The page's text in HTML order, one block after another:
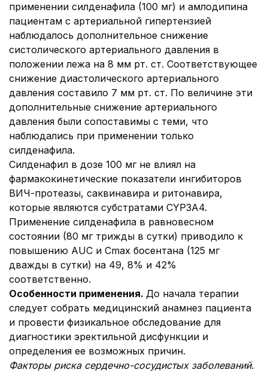
применении силденафила (100 мг) и амлодипина
пациентам с артериальной гипертензией
наблюдалось дополнительное снижение
систолического артериального давления в
положении лежа на 8 мм рт. ст. Соответствующее
снижение диастолического артериального
давления составило 7 мм рт. ст. По величине эти
дополнительные снижение артериального
давления были сопоставимы с теми, что
наблюдались при применении только
силденафила.
Силденафил в дозе 100 мг не влиял на
фармакокинетические показатели ингибиторов
ВИЧ-протеазы, саквинавира и ритонавира,
которые являются субстратами CYP3A4.
Применение силденафила в равновесном
состоянии (80 мг трижды в сутки) приводило к
повышению AUC и Cmax босентана (125 мг
дважды в сутки) на 49, 8% и 42%
соответственно.
Особенности применения. До начала терапии
следует собрать медицинский анамнез пациента
и провести физикальное обследование для
диагностики эректильной дисфункции и
определения ее возможных причин.
Факторы риска сердечно-сосудистых заболеваний.